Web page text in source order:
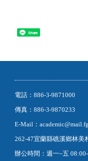
Share
電話：886-3-9871000
傳真：886-3-9870233
E-Mail：
262-47宜蘭縣礁溪鄉林美
辦公時間：週一~五